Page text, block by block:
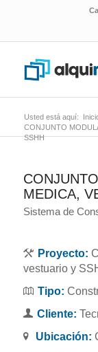
Usted está aquí:
CONJUNTO
SSHH
MEDICA,
Sistema de
Proyecto:
vestuario y
Tipo:
Cliente:
Ubicación: